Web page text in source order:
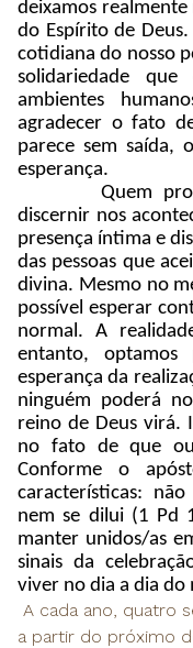
deixamos
do Espírito de
cotidiana do nosso
solidariedade
ambientes
agradecer o fato
parece sem saída,
esperança.
Quem
discernir nos
presença íntima e
das pessoas que
divina. Mesmo no
possível esperar
normal. A
entanto,
esperança da
ninguém poderá
reino de Deus virá.
no fato de que
Conforme o
características:
nem se dilui (1 Pd
manter unidos/as
sinais da
viver no dia a dia
A cada ano, quatro
a partir do próximo